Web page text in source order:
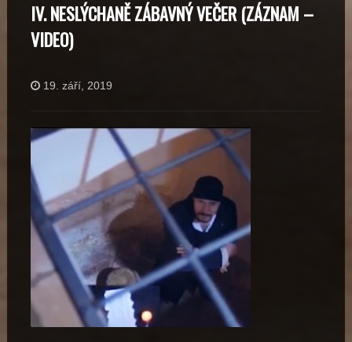
IV. NESLÝCHANĚ ZÁBAVNÝ VEČER (ZÁZNAM –
VIDEO)
19. září, 2019